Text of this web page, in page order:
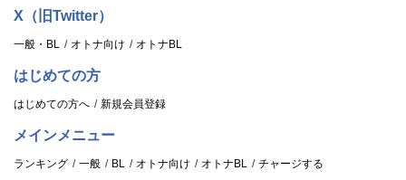
X（旧Twitter）
一般・BL オトナ向け オトナBL
はじめての方
はじめての方へ 新規会員登録
メインメニュー
ランキング 一般 BL オトナ向け オトナBL チャージする